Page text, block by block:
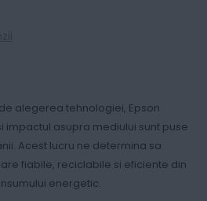
alegerea tehnologiei, Epson
impactul asupra mediului sunt puse
Acest lucru ne determina sa
fiabile, reciclabile si eficiente din
energetic.